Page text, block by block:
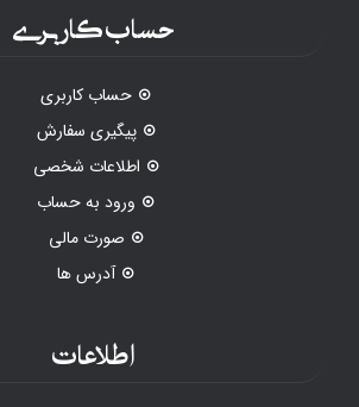
حساب کاربری
حساب کاربری
پیگیری سفارش
اطلاعات شخصی
ورود به حساب
صورت مالی
آدرس ها
اطلاعات